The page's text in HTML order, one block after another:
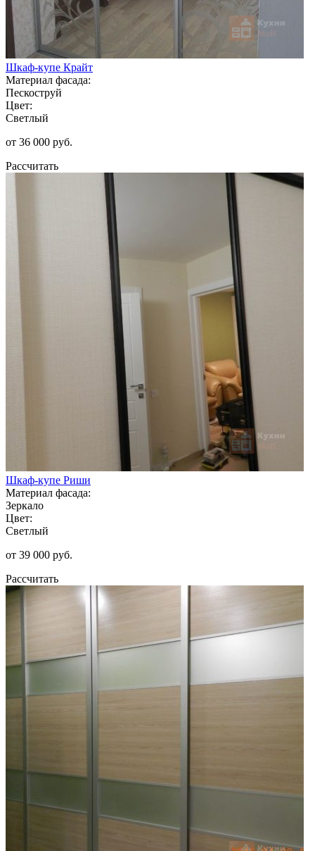
Шкаф-купе Крайт
Материал фасада:
Пескоструй
Цвет:
Светлый
от 36 000 руб.
Рассчитать
Шкаф-купе Риши
Материал фасада:
Зеркало
Цвет:
Светлый
от 39 000 руб.
Рассчитать